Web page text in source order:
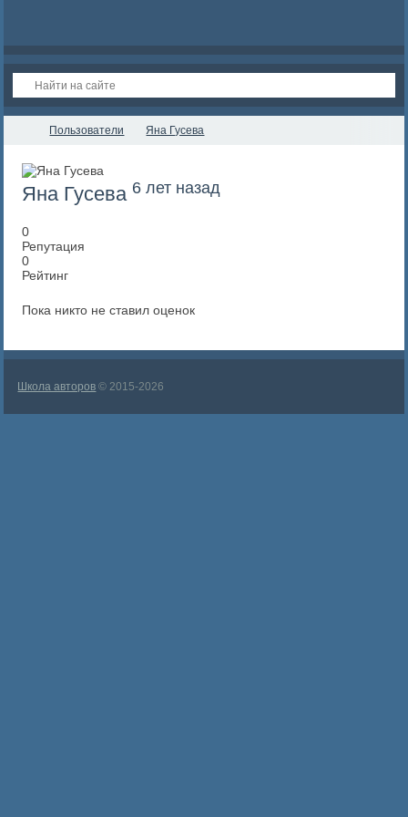
Пользователи Яна Гусева
Яна Гусева 6 лет назад
0
Репутация
0
Рейтинг
Пока никто не ставил оценок
Школа авторов © 2015-2026